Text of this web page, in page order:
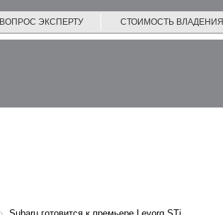
ВОПРОС ЭКСПЕРТУ СТОИМОСТЬ ВЛАДЕНИЯ